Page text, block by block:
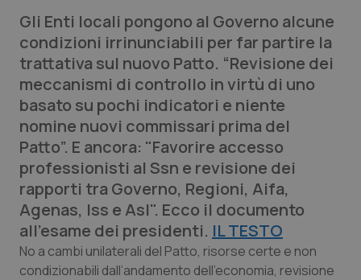
Campania
Emilia-Romagna
Friuli Venezia Giulia
Lazio
Liguria
Lombardia
Car-T
Colesterolo & coronaropatie
Dermatite Atopica
Diabete & glucometri
Disturbi dell’umore
Dolore
Gli Enti locali pongono al Governo alcune
condizioni irrinunciabili per far partire la
trattativa sul nuovo Patto. “Revisione dei
meccanismi di controllo in virtù di uno
basato su pochi indicatori e niente
nomine nuovi commissari prima del
Patto”. E ancora: "Favorire accesso
professionisti al Ssn e revisione dei
rapporti tra Governo, Regioni, Aifa,
Agenas, Iss e Asl". Ecco il documento
all’esame dei presidenti. IL TESTO
No a cambi unilaterali del Patto, risorse certe e non
condizionabili dall’andamento dell’economia, revisione